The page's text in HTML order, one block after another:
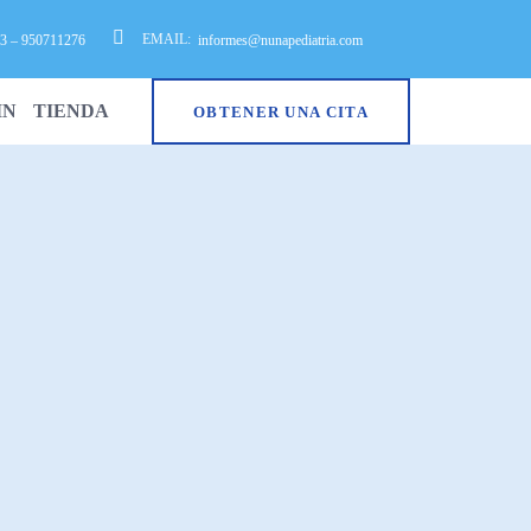
– 950711276 EMAIL:informes@nunapediatria.com
TIENDA OBTENER UNA CITA